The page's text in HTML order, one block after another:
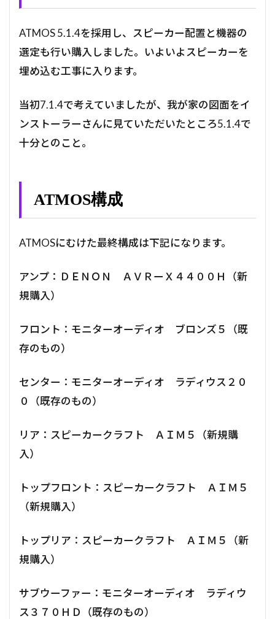
ATMOS 5.1.4を採用し、スピーカー配置と機器の
選定も行い購入しました。いよいよスピーカーを
埋め込む工事に入ります。
当初7.1.4で考えていましたが、我が家の図面をイ
ンストーラーさんに見ていただいたところ5.1.4で
十分とのこと。
ATMOS構成
ATMOSにむけた最終構成は下記になります。
アンプ：ＤＥＮＯＮ ＡＶＲーＸ４４００Ｈ（新
規購入）
フロント：モニターオーディオ ブロンズ５（既
存のもの）
センター：モニターオーディオ ラディウス２０
０（既存のもの）
リア：スピーカークラフト ＡＩＭ５（新規購
入）
トップフロント：スピーカークラフト ＡＩＭ５
（新規購入）
トップリア：スピーカークラフト ＡＩＭ５（新
規購入）
サブウーファー：モニターオーディオ ラディウ
ス３７０ＨＤ（既存のもの）